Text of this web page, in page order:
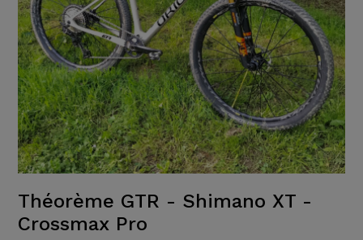
Théorème GTR - Shimano XT -
Crossmax Pro